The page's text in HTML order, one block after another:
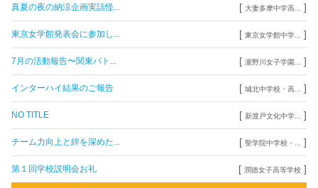
真夏の夜の納涼企画実話怪... [ 大妻多摩中学高... ]
東京女学館発表会に参加し... [ 東京女学館中学... ]
7月の活動報告〜関東バト... [ 瀧野川女子学園... ]
インターハイ結果のご報告 [ 城北中学校・高... ]
NO TITLE [ 新渡戸文化中学... ]
チーム力向上と絆を深めた... [ 聖学院中学校・... ]
第１回学校説明会お礼 [ 潤徳女子高等学校 ]